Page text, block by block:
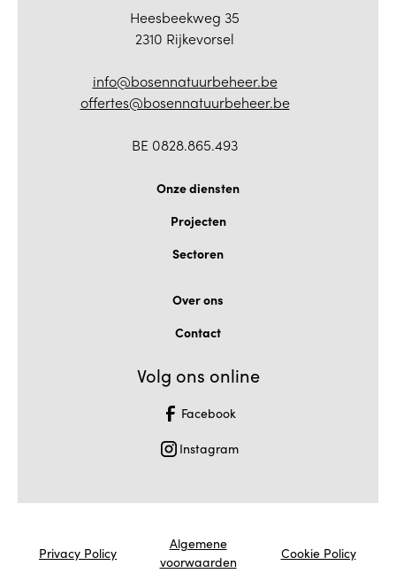
Heesbeekweg 35
2310 Rijkevorsel
info@bosennatuurbeheer.be
offertes@bosennatuurbeheer.be
BE 0828.865.493
Onze diensten
Projecten
Sectoren
Over ons
Contact
Volg ons online
Facebook
Instagram
Privacy Policy
Algemene
voorwaarden
Cookie Policy